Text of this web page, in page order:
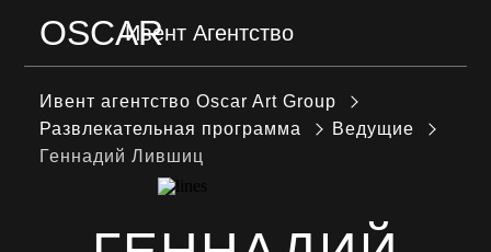
OSCARИвент Агентство
Ивент агентство Оscar Art Group
Развлекательная программа
Ведущие
Геннадий Лившиц